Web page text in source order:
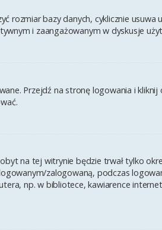
rozmiar bazy danych, cyklicznie usuwa
i zaangażowanym w dyskusje
Przejdź na stronę logowania i kliknij
na tej witrynie będzie trwał tylko
zalogowaną, podczas
np. w bibliotece, kawiarence